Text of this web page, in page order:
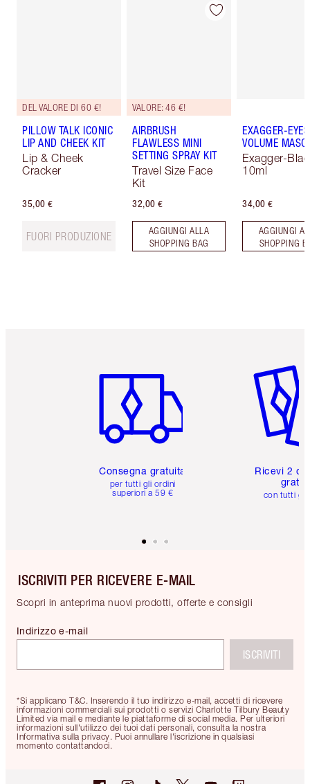
DEL VALORE DI 60 €!
PILLOW TALK ICONIC
LIP AND CHEEK KIT
Lip & Cheek
Cracker
35,00 €
FUORI PRODUZIONE
VALORE: 46 €!
AIRBRUSH
FLAWLESS MINI
SETTING SPRAY KIT
Travel Size Face
Kit
32,00 €
AGGIUNGI ALLA
SHOPPING BAG
EXAGGER-EYES
VOLUME
Exagger-
10ml
34,00 €
AGGIUNGI
SHOPPING
Consegna gratuita
per tutti gli ordini
superiori a 59 €
Ricevi 2
con tutti gli
ISCRIVITI PER RICEVERE E-MAIL
Scopri in anteprima nuovi prodotti, offerte e consigli
*Si applicano T&C. Inserendo il tuo indirizzo e-mail, accetti di ricevere
informazioni commerciali sui prodotti o servizi Charlotte Tilbury Beauty
Limited via mail e mediante le piattaforme di social media. Per ulteriori
informazioni sull'utilizzo dei tuoi dati personali, consulta la nostra
Informativa sulla privacy. Puoi annullare l'iscrizione in qualsiasi
momento contattandoci.
Indirizzo e-mail
ISCRIVITI